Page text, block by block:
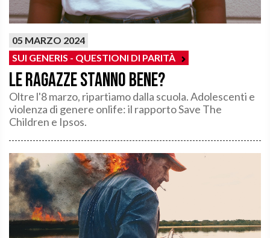
05 MARZO 2024
SUI GENERIS - QUESTIONI DI PARITÀ
Le ragazze stanno bene?
Oltre l'8 marzo, ripartiamo dalla scuola. Adolescenti e
violenza di genere onlife: il rapporto Save The
Children e Ipsos.